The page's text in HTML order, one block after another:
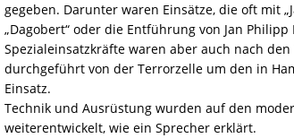
gegeben. Darunter waren Einsätze, die oft mit
„Dagobert“ oder die Entführung von Jan
Spezialeinsatzkräfte waren aber auch nach
durchgeführt von der Terrorzelle um den in
Einsatz.
Technik und Ausrüstung wurden auf den
weiterentwickelt, wie ein Sprecher erklärt.